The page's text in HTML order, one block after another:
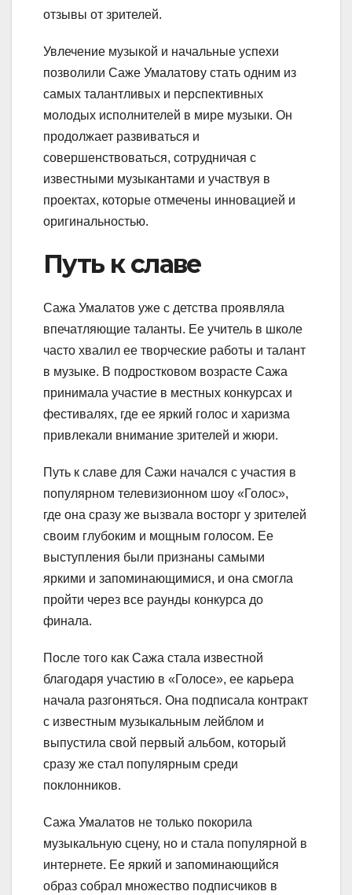
отзывы от зрителей.
Увлечение музыкой и начальные успехи
позволили Саже Умалатову стать одним из
самых талантливых и перспективных
молодых исполнителей в мире музыки. Он
продолжает развиваться и
совершенствоваться, сотрудничая с
известными музыкантами и участвуя в
проектах, которые отмечены инновацией и
оригинальностью.
Путь к славе
Сажа Умалатов уже с детства проявляла
впечатляющие таланты. Ее учитель в школе
часто хвалил ее творческие работы и талант
в музыке. В подростковом возрасте Сажа
принимала участие в местных конкурсах и
фестивалях, где ее яркий голос и харизма
привлекали внимание зрителей и жюри.
Путь к славе для Сажи начался с участия в
популярном телевизионном шоу «Голос»,
где она сразу же вызвала восторг у зрителей
своим глубоким и мощным голосом. Ее
выступления были признаны самыми
яркими и запоминающимися, и она смогла
пройти через все раунды конкурса до
финала.
После того как Сажа стала известной
благодаря участию в «Голосе», ее карьера
начала разгоняться. Она подписала контракт
с известным музыкальным лейблом и
выпустила свой первый альбом, который
сразу же стал популярным среди
поклонников.
Сажа Умалатов не только покорила
музыкальную сцену, но и стала популярной в
интернете. Ее яркий и запоминающийся
образ собрал множество подписчиков в